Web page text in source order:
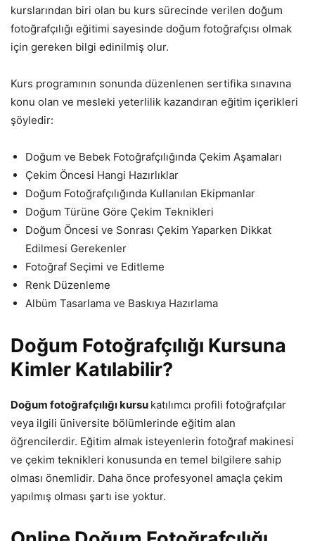
kurslarından biri olan bu kurs sürecinde verilen doğum
fotoğrafçılığı eğitimi sayesinde doğum fotoğrafçısı olmak
için gereken bilgi edinilmiş olur.
Kurs programının sonunda düzenlenen sertifika sınavına
konu olan ve mesleki yeterlilik kazandıran eğitim içerikleri
şöyledir:
Doğum ve Bebek Fotoğrafçılığında Çekim Aşamaları
Çekim Öncesi Hangi Hazırlıklar
Doğum Fotoğrafçılığında Kullanılan Ekipmanlar
Doğum Türüne Göre Çekim Teknikleri
Doğum Öncesi ve Sonrası Çekim Yaparken Dikkat
Edilmesi Gerekenler
Fotoğraf Seçimi ve Editleme
Renk Düzenleme
Albüm Tasarlama ve Baskıya Hazırlama
Doğum Fotoğrafçılığı Kursuna
Kimler Katılabilir?
Doğum fotoğrafçılığı kursu katılımcı profili fotoğrafçılar
veya ilgili üniversite bölümlerinde eğitim alan
öğrencilerdir. Eğitim almak isteyenlerin fotoğraf makinesi
ve çekim teknikleri konusunda en temel bilgilere sahip
olması önemlidir. Daha önce profesyonel amaçla çekim
yapılmış olması şartı ise yoktur.